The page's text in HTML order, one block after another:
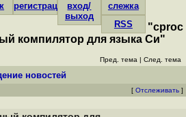
регистрациявход/
выход
слежка
RSS
"cproc
компилятор для языка Си"
Пред. тема | След. тема
новостей
[ Отслеживать ]